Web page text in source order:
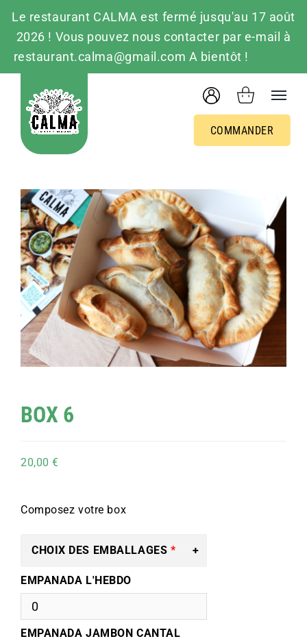
Le restaurant CALMA est fermé jusqu'au 17 août
2026 ! Vous pouvez nous contacter par e-mail à
restaurant.calma@gmail.com A bientôt !
contenu
COMMANDER
BOX 6
20,00€
Composez votre box
CHOIX DES EMBALLAGES
EMPANADA L'HEBDO
EMPANADA JAMBON CANTAL